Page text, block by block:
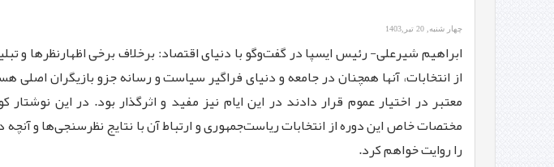
چهار شنبه, 20 تیر,1403
ابراهیم شیرعلی- رئیس ایسپا در گفت‌وگو با دنیای اقتصاد: برخلاف برخی اظهارنظرها و
از انتخابات، آنها همچنان در جامعه و دنیای فراگیر سیاست و رسانه جزو بازیگران اصلی
معتبر در اختیار عموم قرار دادند در این ایام نیز مفید و اثرگذار بود. در این نوشتار
مختصات خاص این دوره از انتخابات ریاست‌جمهوری و ارتباط آن با نتایج نظرسنجی‌ها و
را روایت خواهم کرد.